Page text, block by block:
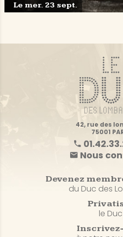
Le mer. 23 sept.
42, rue des
75001
Nous
Devenez
du Duc des
le Duc